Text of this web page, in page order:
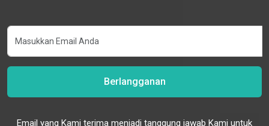
Berlangganan
Email yang Kami terima menjadi tanggung jawab Kami untuk